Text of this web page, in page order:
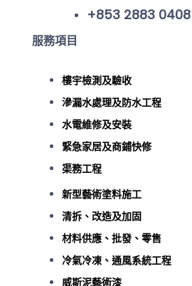
+853 2883 0408
服務項目
樓宇檢測及驗收
滲漏水處理及防水工程
水電維修及安裝
緊急家居及商鋪快修
渠務工程
新型藝術塗料施工
清拆、改造及加固
材料供應、批發、零售
冷氣冷凍、通風系統工程
威斯泥藝術漆